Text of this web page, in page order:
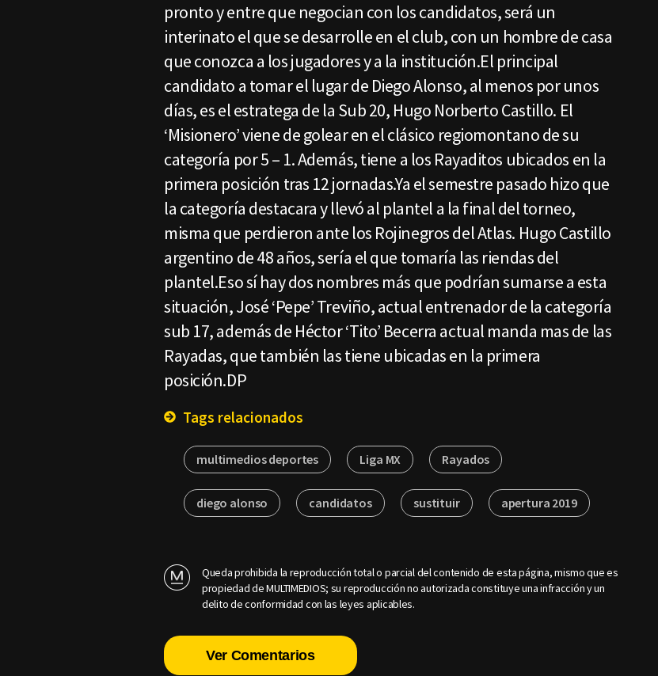
pronto y entre que negocian con los candidatos, será un
interinato el que se desarrolle en el club, con un hombre de casa
que conozca a los jugadores y a la institución.El principal
candidato a tomar el lugar de Diego Alonso, al menos por unos
días, es el estratega de la Sub 20, Hugo Norberto Castillo. El
‘Misionero’ viene de golear en el clásico regiomontano de su
categoría por 5 – 1. Además, tiene a los Rayaditos ubicados en la
primera posición tras 12 jornadas.Ya el semestre pasado hizo que
la categoría destacara y llevó al plantel a la final del torneo,
misma que perdieron ante los Rojinegros del Atlas. Hugo Castillo
argentino de 48 años, sería el que tomaría las riendas del
plantel.Eso sí hay dos nombres más que podrían sumarse a esta
situación, José ‘Pepe’ Treviño, actual entrenador de la categoría
sub 17, además de Héctor ‘Tito’ Becerra actual manda mas de las
Rayadas, que también las tiene ubicadas en la primera
posición.DP
Tags relacionados
multimedios deportes Liga MX Rayados
diego alonso candidatos sustituir apertura 2019
Queda prohibida la reproducción total o parcial del contenido de esta página, mismo que es
propiedad de MULTIMEDIOS; su reproducción no autorizada constituye una infracción y un
delito de conformidad con las leyes aplicables.
Ver Comentarios